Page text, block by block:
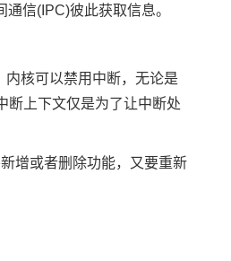
信(IPC)彼此获取信息。
核可以禁用中断，无论是
断上下文仅是为了让中断处
增或者删除功能，又要重新